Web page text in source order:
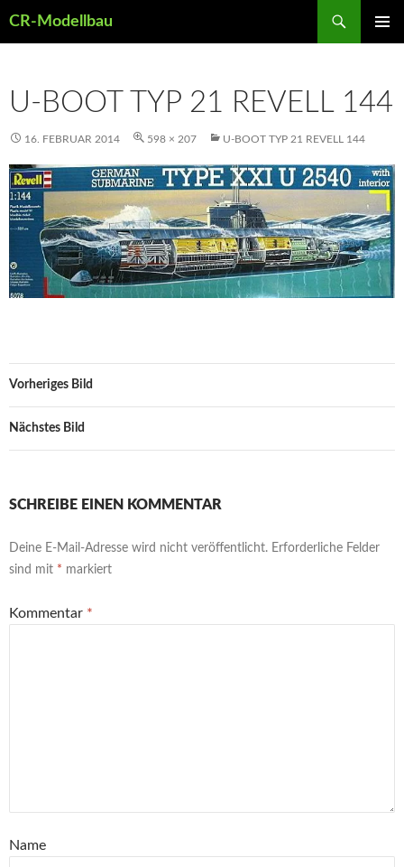
CR-Modellbau
U-BOOT TYP 21 REVELL 144
16. FEBRUAR 2014 598 × 207 U-BOOT TYP 21 REVELL 144
Vorheriges Bild
Nächstes Bild
SCHREIBE EINEN KOMMENTAR
Deine E-Mail-Adresse wird nicht veröffentlicht. Erforderliche Felder
sind mit * markiert
Kommentar *
Name